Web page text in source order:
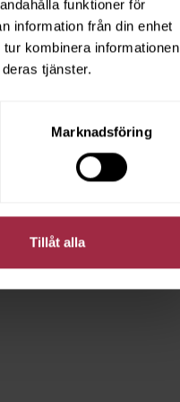
funktioner för
information från din enhet
kombinera informationen
tjänster.
Marknadsföring
Tillåt alla